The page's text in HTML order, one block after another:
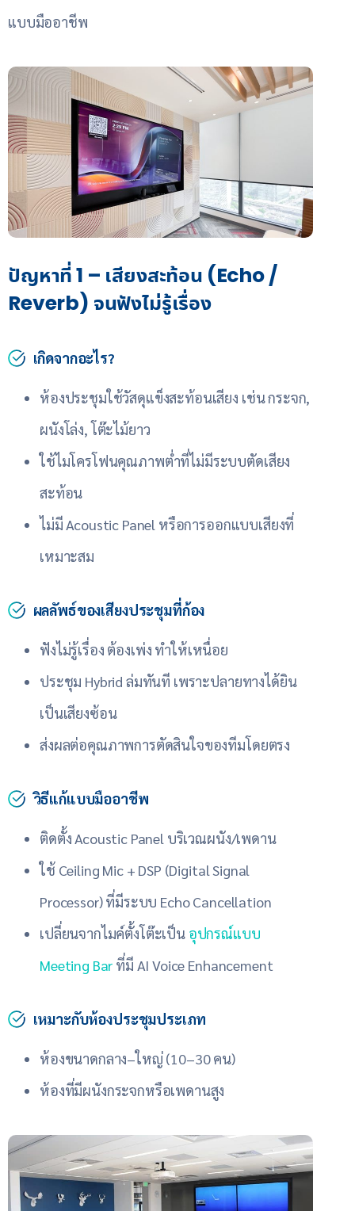
แบบมืออาชีพ
ปัญหาที่ 1 – เสียงสะท้อน (Echo /
Reverb) จนฟังไม่รู้เรื่อง
เกิดจากอะไร?
ห้องประชุมใช้วัสดุแข็งสะท้อนเสียง เช่น กระจก,
ผนังโล่ง, โต๊ะไม้ยาว
ใช้ไมโครโฟนคุณภาพต่ำที่ไม่มีระบบตัดเสียง
สะท้อน
ไม่มี Acoustic Panel หรือการออกแบบเสียงที่
เหมาะสม
ผลลัพธ์ของเสียงประชุมที่ก้อง
ฟังไม่รู้เรื่อง ต้องเพ่ง ทำให้เหนื่อย
ประชุม Hybrid ล่มทันที เพราะปลายทางได้ยิน
เป็นเสียงซ้อน
ส่งผลต่อคุณภาพการตัดสินใจของทีมโดยตรง
วิธีแก้แบบมืออาชีพ
ติดตั้ง Acoustic Panel บริเวณผนัง/เพดาน
ใช้ Ceiling Mic + DSP (Digital Signal
Processor) ที่มีระบบ Echo Cancellation
เปลี่ยนจากไมค์ตั้งโต๊ะเป็น อุปกรณ์แบบ
Meeting Bar ที่มี AI Voice Enhancement
เหมาะกับห้องประชุมประเภท
ห้องขนาดกลาง–ใหญ่ (10–30 คน)
ห้องที่มีผนังกระจกหรือเพดานสูง